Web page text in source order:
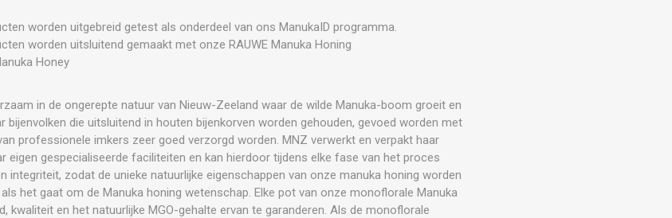
worden uitgebreid getest als onderdeel van ons ManukaID programma.
worden uitsluitend gemaakt met onze RAUWE Manuka Honing
Honey
in de ongerepte natuur van Nieuw-Zeeland waar de wilde Manuka-boom groeit en
die uitsluitend in houten bijenkorven worden gehouden, gevoed worden met
professionele imkers zeer goed verzorgd worden. MNZ verwerkt en verpakt haar
eigen gespecialiseerde faciliteiten en kan hierdoor tijdens elke fase van het proces
integriteit, zodat de unieke natuurlijke eigenschappen van onze manuka honing worden
het gaat om de Manuka honing wetenschap. Elke pot van onze monoflorale Manuka
kwaliteit en het natuurlijke MGO-gehalte ervan te garanderen. Als de monoflorale